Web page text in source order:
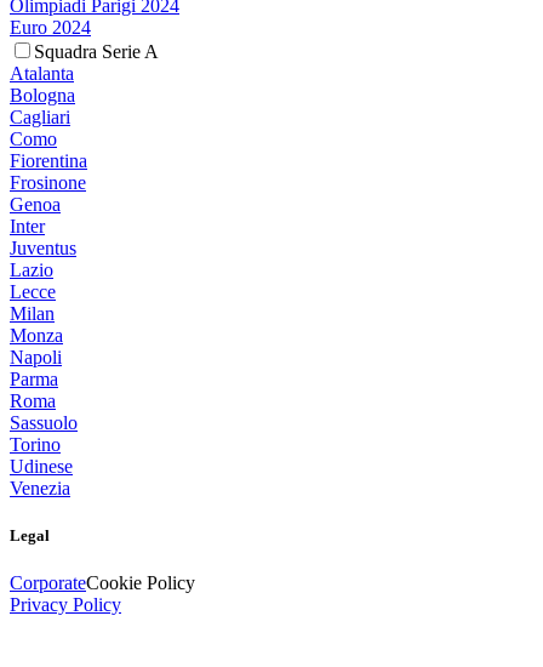
Olimpiadi Parigi 2024
Euro 2024
Squadra Serie A
Atalanta
Bologna
Cagliari
Como
Fiorentina
Frosinone
Genoa
Inter
Juventus
Lazio
Lecce
Milan
Monza
Napoli
Parma
Roma
Sassuolo
Torino
Udinese
Venezia
Legal
CorporateCookie Policy
Privacy Policy